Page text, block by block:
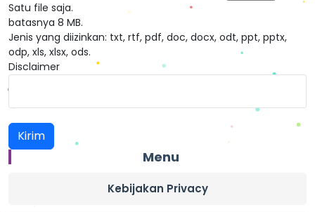
Satu file saja.
batasnya 8 MB.
Jenis yang diizinkan: txt, rtf, pdf, doc, docx, odt, ppt, pptx,
odp, xls, xlsx, ods.
Disclaimer
Menu
Kebijakan Privacy